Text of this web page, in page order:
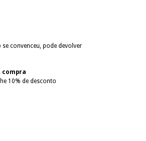
convenceu, pode devolver
compra
10% de desconto